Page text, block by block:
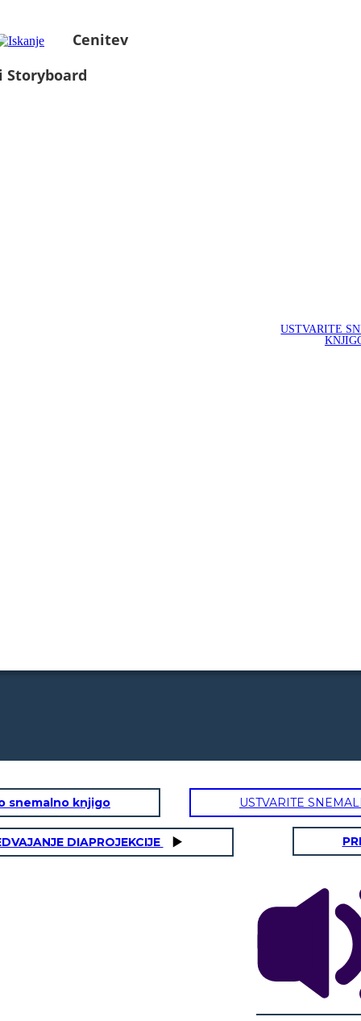
Cenitev
Storyboard
USTVARITE
snemalno knjigo USTVARITE
DIAPROJEKCIJE